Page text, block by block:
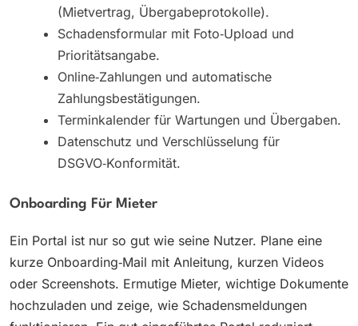
(Mietvertrag, Übergabeprotokolle).
Schadensformular mit Foto‑Upload und
Prioritätsangabe.
Online‑Zahlungen und automatische
Zahlungsbestätigungen.
Terminkalender für Wartungen und Übergaben.
Datenschutz und Verschlüsselung für
DSGVO‑Konformität.
Onboarding Für Mieter
Ein Portal ist nur so gut wie seine Nutzer. Plane eine
kurze Onboarding‑Mail mit Anleitung, kurzen Videos
oder Screenshots. Ermutige Mieter, wichtige Dokumente
hochzuladen und zeige, wie Schadensmeldungen